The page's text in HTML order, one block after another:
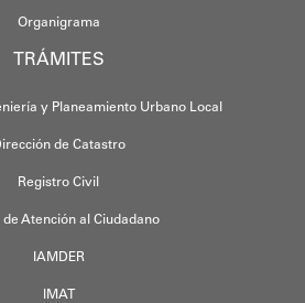
Organigrama
TRÁMITES
y Planeamiento Urbano Local
de Catastro
Registro Civil
de Atención al Ciudadano
IAMDER
IMAT